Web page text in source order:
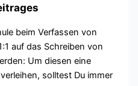
beim Verfassen von
auf das Schreiben von
Um diesen eine
solltest Du immer